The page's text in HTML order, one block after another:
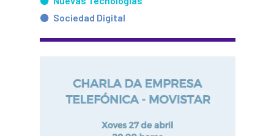
Sociedad Digital